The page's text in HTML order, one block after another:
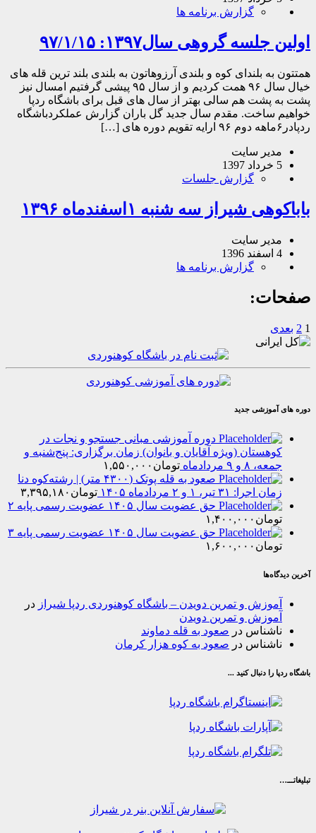
گزارش برنامه ها
گروهی سال۱۳۹۷: ۹۷/۱/۱۵
بلندای کوه و بلندی آرزوهاتون به بلندی بلند ترین قله های
خیال سال ۹۶ همت کردیم و از سال ۹۵ پیشی گرفتیم امسال نیز
هم سالی بهتر از سال های قبل برای باشگاه ردپا
مقدم سال جدید گل باران گزارش عملکردباشگاه
سایت
گزارش جلسات
شیراز سه شنبه ۱اسفندماه ۱۳۹۶
سایت
گزارش برنامه ها
جدید
دوره آموزشی مبانی جستجو و نجات در
(ویژه آقایان و بانوان) زمان برگزاری: پنج‌شنبه و
تومان۱,۵۵۰,۰۰۰
صعود به قله پوتک (۴۳۰۰ متر) | رشته‌کوه دنا
۳۱ تیر، ۱ و ۲ مردادماه ۱۴۰۵
تومان ۳,۳۹۵,۱۸۰
حق عضویت سال ۱۴۰۵ عضویت رسمی پایه ۲
۱,۴۰۰,۰۰۰
حق عضویت سال ۱۴۰۵ عضویت رسمی پایه ۳
۱,۶۰۰,۰۰۰
و تمرین دویدن – باشگاه کوهنوردی ردپا شیراز در
و تمرین دویدن
درصعود به قله دماوند
درصعود به کوه هزار کرمان
دنبال کنید ...